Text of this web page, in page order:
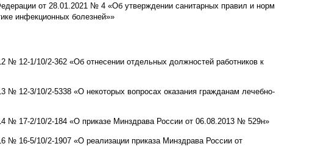
от 28.01.2021 № 4 «Об утверждении санитарных правил и норм
инфекционных болезней»»
№ 12-1/10/2-362 «Об отнесении отдельных должностей работников к
№ 12-3/10/2-5338 «О некоторых вопросах оказания гражданам лечебно-
№ 17-2/10/2-184 «О приказе Минздрава России от 06.08.2013 № 529н»
№ 16-5/10/2-1907 «О реализации приказа Минздрава России от